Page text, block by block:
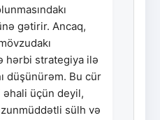
gətirir. Ancaq,
hərbi strategiya ilə
düşünürəm. Bu cür
üçün deyil,
sülh və